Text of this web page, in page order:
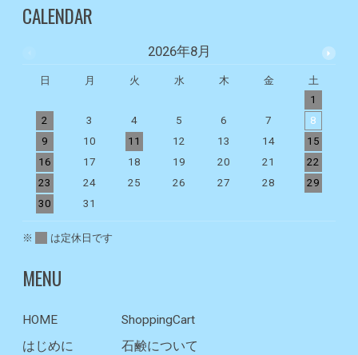
CALENDAR
2026年8月
日 月 火 水 木 金
土
1
2
3 4 5 6 7
8
9
10 11 12 13 14
15
16
17 18 19 20 21
22
23
24 25 26 27 28
29
30
31
※ は定休日です
MENU
HOME
はじめに
ShoppingCart
石鹸について